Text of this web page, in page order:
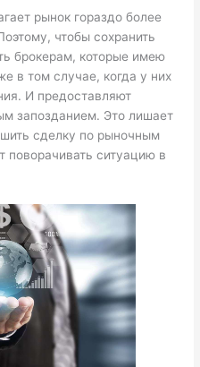
рынок гораздо более
чтобы сохранить
брокерам, которые имею
в том случае, когда у них
И предоставляют
запозданием. Это лишает
сделку по рыночным
поворачивать ситуацию в